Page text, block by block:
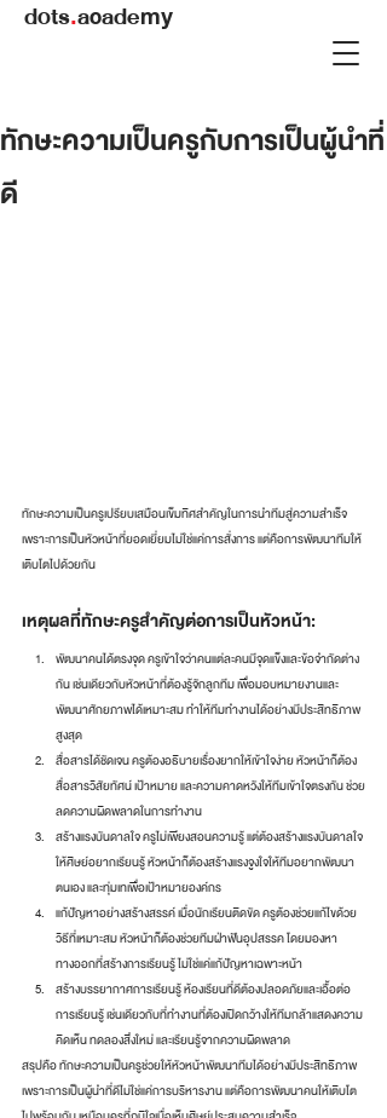
dots.academy
ทักษะความเป็นครูกับการเป็นผู้นำที่
ดี
ทักษะความเป็นครูเปรียบเสมือนเข็มทิศสำคัญในการนำทีมสู่ความสำเร็จ
เพราะการเป็นหัวหน้าที่ยอดเยี่ยมไม่ใช่แค่การสั่งการ แต่คือการพัฒนาทีมให้
เติบโตไปด้วยกัน
เหตุผลที่ทักษะครูสำคัญต่อการเป็นหัวหน้า:
พัฒนาคนได้ตรงจุด ครูเข้าใจว่าคนแต่ละคนมีจุดแข็งและข้อจำกัดต่าง
กัน เช่นเดียวกับหัวหน้าที่ต้องรู้จักลูกทีม เพื่อมอบหมายงานและ
พัฒนาศักยภาพได้เหมาะสม ทำให้ทีมทำงานได้อย่างมีประสิทธิภาพ
สูงสุด
สื่อสารได้ชัดเจน ครูต้องอธิบายเรื่องยากให้เข้าใจง่าย หัวหน้าก็ต้อง
สื่อสารวิสัยทัศน์ เป้าหมาย และความคาดหวังให้ทีมเข้าใจตรงกัน ช่วย
ลดความผิดพลาดในการทำงาน
สร้างแรงบันดาลใจ ครูไม่เพียงสอนความรู้ แต่ต้องสร้างแรงบันดาลใจ
ให้ศิษย์อยากเรียนรู้ หัวหน้าก็ต้องสร้างแรงจูงใจให้ทีมอยากพัฒนา
ตนเอง และทุ่มเทเพื่อเป้าหมายองค์กร
แก้ปัญหาอย่างสร้างสรรค์ เมื่อนักเรียนติดขัด ครูต้องช่วยแก้ไขด้วย
วิธีที่เหมาะสม หัวหน้าก็ต้องช่วยทีมฝ่าฟันอุปสรรค โดยมองหา
ทางออกที่สร้างการเรียนรู้ ไม่ใช่แค่แก้ปัญหาเฉพาะหน้า
สร้างบรรยากาศการเรียนรู้ ห้องเรียนที่ดีต้องปลอดภัยและเอื้อต่อ
การเรียนรู้ เช่นเดียวกับที่ทำงานที่ต้องเปิดกว้างให้ทีมกล้าแสดงความ
คิดเห็น ทดลองสิ่งใหม่ และเรียนรู้จากความผิดพลาด
สรุปคือ ทักษะความเป็นครูช่วยให้หัวหน้าพัฒนาทีมได้อย่างมีประสิทธิภาพ
เพราะการเป็นผู้นำที่ดีไม่ใช่แค่การบริหารงาน แต่คือการพัฒนาคนให้เติบโต